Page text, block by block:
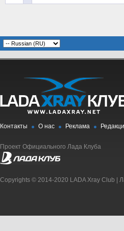
Контакты О нас Реклама
Проект Официального Лада Клуба
Copyrights © 2014-2020 LADA Xray Club |